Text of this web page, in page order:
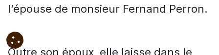
l’épouse de monsieur Fernand Perron.
Outre son époux, elle laisse dans le